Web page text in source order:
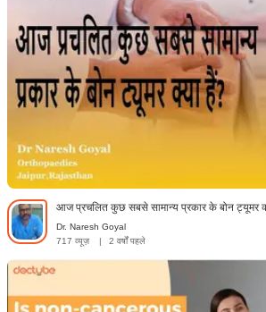
आज प्रचलित कुछ सबसे सामान्य प्रकार के बोन ट्यूमर
Dr. Naresh Goyal
717 व्यूज़
| 2 वर्षों पहले